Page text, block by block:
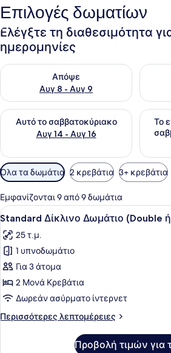
Επιλογές δωματίων
Ελέγξτε τη διαθεσιμότητα
ημερομηνίες
Απόψε
Αυγ 8 - Αυγ 9
Έλεγχος διαθεσιμότητας για απόψε
Αυτό το σαββατοκύριακο
Αυγ 14 - Αυγ 16
Έλεγχος διαθεσιμότητας για αυτό
Το
Διαθέσιμα
φίλτρα
για
τα
δωμάτια
Όλα τα δωμάτια 2 κρεβάτια 3+ κρεβάτια
Εμφανίζονται 9 από 9 δωμάτια
Προβολή
όλων
των
φωτογραφιών
για
Standard
Δίκλινο
(Double
Ένα
6
Standard Δίκλινο Δωμάτιο (Double
25 τ.μ.
1 υπνοδωμάτιο
Για 3 άτομα
2 Μονά Κρεβάτια
Δωρεάν ασύρματο ίντερνετ
Περισσότερες λεπτομέρειες
Περισσότερες
Προβολή τιμών για